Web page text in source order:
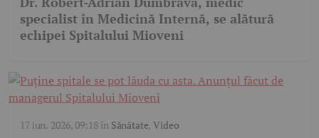
specialist în Medicină Internă, se alătură
echipei Spitalului Mioveni
17 iun. 2026, 09:18în Sănătate,Video